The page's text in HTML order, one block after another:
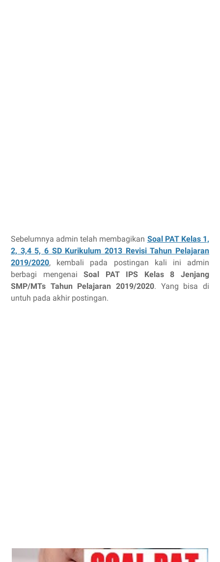
Sebelumnya admin telah membagikan Soal PAT Kelas 1,
2, 3,4 5, 6 SD Kurikulum 2013 Revisi Tahun Pelajaran
2019/2020, kembali pada postingan kali ini admin
berbagi mengenaiSoal PAT IPS Kelas 8 Jenjang
SMP/MTs Tahun Pelajaran 2019/2020. Yang bisa di
untuh pada akhir postingan.